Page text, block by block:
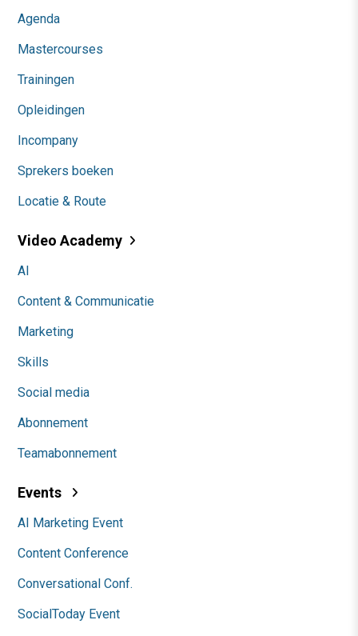
Agenda
Mastercourses
Trainingen
Opleidingen
Incompany
Sprekers boeken
Locatie & Route
Video Academy
AI
Content & Communicatie
Marketing
Skills
Social media
Abonnement
Teamabonnement
Events
AI Marketing Event
Content Conference
Conversational Conf.
SocialToday Event